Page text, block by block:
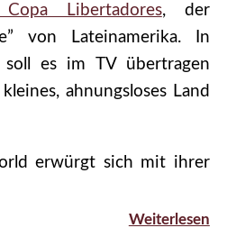
Libertadores, der
von Lateinamerika. In
es im TV übertragen
ahnungsloses Land
erwürgt sich mit ihrer
Weiterlesen